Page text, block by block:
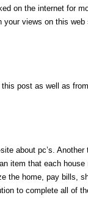
on the internet for
your views on this web
post as well as
about pc’s. Another
item that each
the home, pay bills,
to complete all of